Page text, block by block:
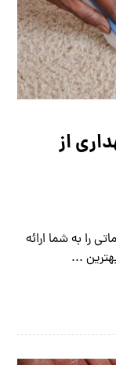
از
را به شما ارائه
...